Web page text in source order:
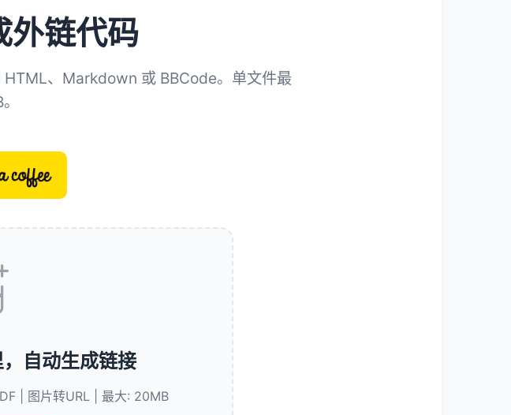
外链代码
、Markdown 或 BBCode。单文件最
自动生成链接
| 图片转URL | 最大: 20MB